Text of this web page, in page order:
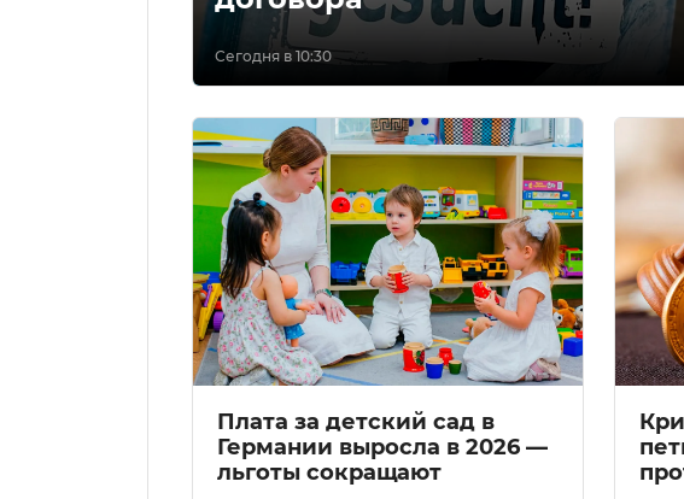
Сегодня в 10:30
Плата за детский сад в
Германии выросла в 2026 —
льготы сокращают